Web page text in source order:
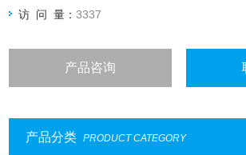
访 问 量：3337
产品咨询
产品分类 PRODUCT CATEGORY